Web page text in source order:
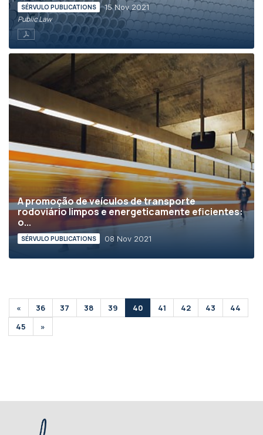
SÉRVULO PUBLICATIONS 15 Nov 2021
Public Law
A promoção de veículos de transporte
rodoviário limpos e energeticamente eficientes:
o...
SÉRVULO PUBLICATIONS 08 Nov 2021
« 36 37 38 39 40 41 42 43
44
45
»